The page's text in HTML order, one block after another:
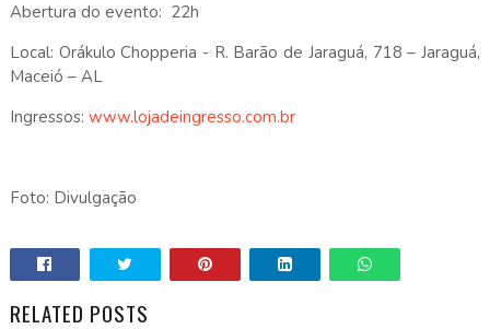
Abertura do evento: 22h
Local: Orákulo Chopperia - R. Barão de Jaraguá, 718 – Jaraguá,
Maceió – AL
Ingressos: www.lojadeingresso.com.br
Foto: Divulgação
RELATED POSTS